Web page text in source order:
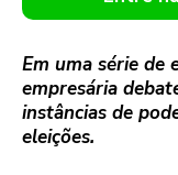
Em uma série de
empresária
instâncias de
eleições.